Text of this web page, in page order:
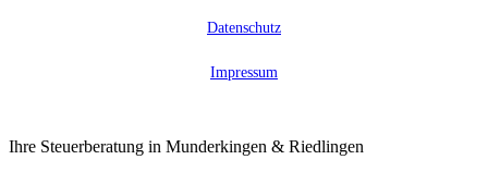
Datenschutz
Impressum
Close
Ihre Steuerberatung in Munderkingen & Riedlingen